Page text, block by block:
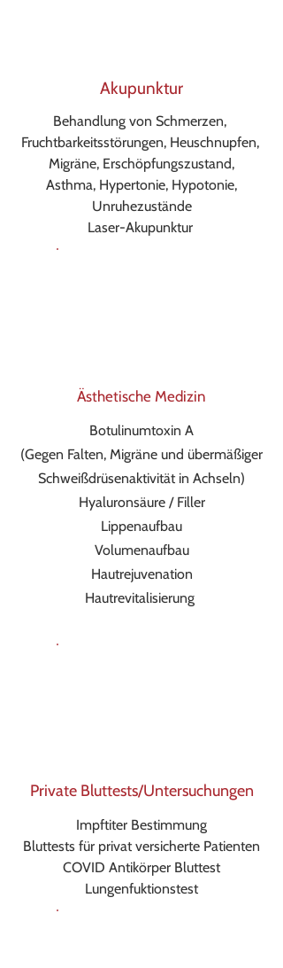
Akupunktur
Behandlung von Schmerzen,
Fruchtbarkeitsstörungen, Heuschnupfen,
Migräne, Erschöpfungszustand,
Asthma, Hypertonie, Hypotonie,
Unruhezustände
Laser-Akupunktur
Ästhetische Medizin
Botulinumtoxin A
(Gegen Falten, Migräne und übermäßiger
Schweißdrüsenaktivität in Achseln)
Hyaluronsäure / Filler
Lippenaufbau
Volumenaufbau
Hautrejuvenation
Hautrevitalisierung
Private Bluttests/Untersuchungen
Impftiter Bestimmung
Bluttests für privat versicherte Patienten
COVID Antikörper Bluttest
Lungenfuktionstest